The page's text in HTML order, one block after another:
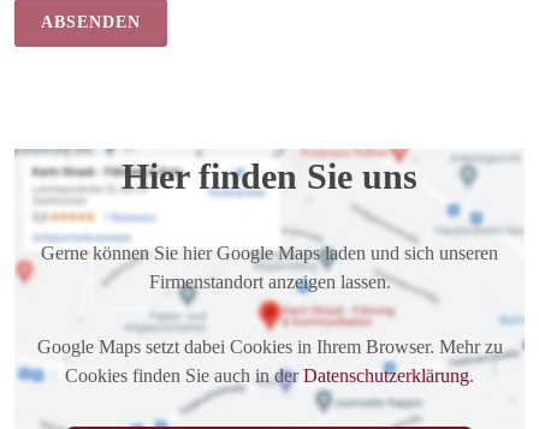
Hier finden Sie uns
Gerne können Sie hier Google Maps laden und sich unseren
Firmenstandort anzeigen lassen.
Google Maps setzt dabei Cookies in Ihrem Browser. Mehr zu
Cookies finden Sie auch in derDatenschutzerklärung.